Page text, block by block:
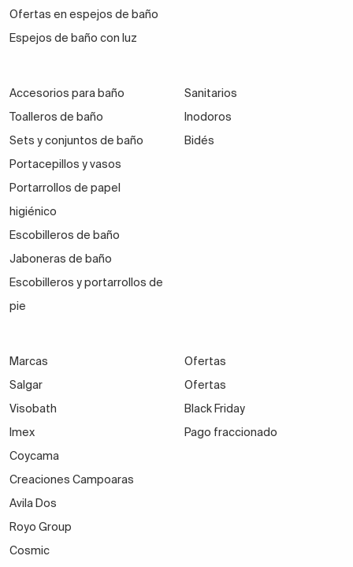
Ofertas en espejos de baño
Espejos de baño con luz
Accesorios para baño
Toalleros de baño
Sets y conjuntos de baño
Portacepillos y vasos
Portarrollos de papel
higiénico
Escobilleros de baño
Jaboneras de baño
Escobilleros y portarrollos de
pie
Sanitarios
Inodoros
Bidés
Marcas
Salgar
Visobath
Imex
Coycama
Creaciones Campoaras
Avila Dos
Royo Group
Cosmic
Ofertas
Ofertas
Black Friday
Pago fraccionado